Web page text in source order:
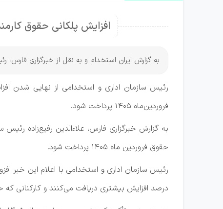
افزایش پلکانی حقوق کارمندان
به گزارش ایران استخدام و به نقل از خبرگزاری فارس،
فروردین‌ماه ۱۴۰۵ پرداخت شود.
به گزارش خبرگزاری فارس، علاءالدین رفیع‌زاده
حقوق فروردین ماه ۱۴۰۵ پرداخت شود.
درصد افزایش بیشتری دریافت می‌کنند و کارکنانی